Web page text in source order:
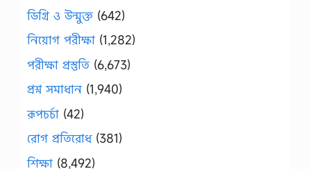
ডিগ্রি ও উন্মুক্ত (642)
নিয়োগ পরীক্ষা (1,282)
পরীক্ষা প্রস্তুতি (6,673)
প্রশ্ন সমাধান (1,940)
রূপচর্চা (42)
রোগ প্রতিরোধ(381)
শিক্ষা (8,492)